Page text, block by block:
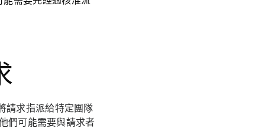
請求指派給特定團隊
們可能需要與請求者